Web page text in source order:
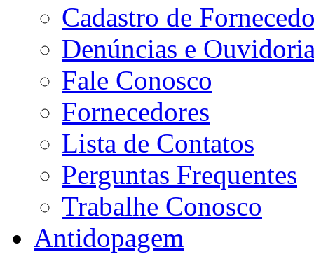
Cadastro de
Denúncias e
Fale Conosco
Fornecedores
Lista de Contatos
Perguntas Frequentes
Trabalhe Conosco
Antidopagem